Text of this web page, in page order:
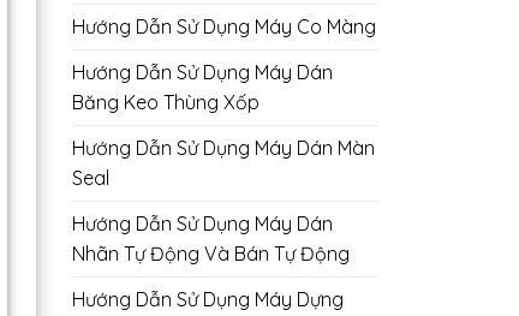
Hướng Dẫn Sử Dụng Máy Co Màng
Hướng Dẫn Sử Dụng Máy Dán
Băng Keo Thùng Xốp
Hướng Dẫn Sử Dụng Máy Dán Màn
Seal
Hướng Dẫn Sử Dụng Máy Dán
Nhãn Tự Động Và Bán Tự Động
Hướng Dẫn Sử Dụng Máy Dựng